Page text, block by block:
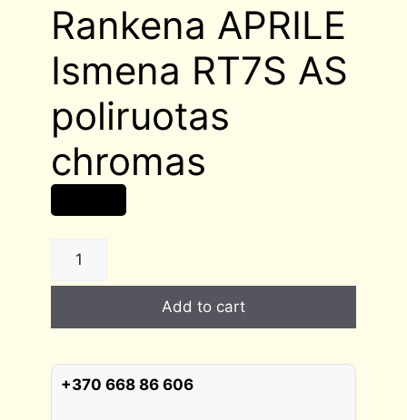
Rankena APRILE
Ismena RT7S AS
poliruotas
chromas
Rankena
poliruotas
chromas
Add to cart
+370 668 86 606